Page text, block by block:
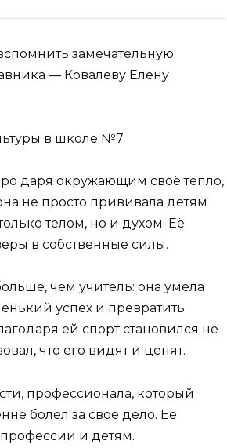
замечательную
— Ковалеву Елену
в школе №7.
даря окружающим своё тепло,
не просто прививала детям
телом, но и духом. Её
в собственные силы.
чем учитель: она умела
успех и превратить
ей спорт становился не
что его видят и ценят.
профессионала, который
болел за своё дело. Её
и детям.